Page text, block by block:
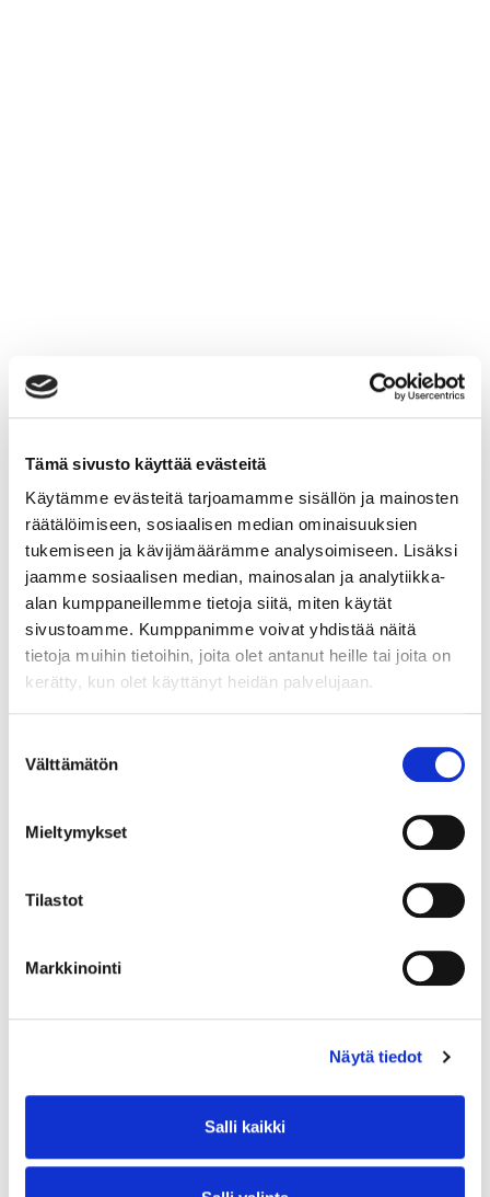
Tämä sivusto käyttää evästeitä
Käytämme evästeitä tarjoamamme sisällön ja mainosten
räätälöimiseen, sosiaalisen median ominaisuuksien
tukemiseen ja kävijämäärämme analysoimiseen. Lisäksi
jaamme sosiaalisen median, mainosalan ja analytiikka-
alan kumppaneillemme tietoja siitä, miten käytät
sivustoamme. Kumppanimme voivat yhdistää näitä
tietoja muihin tietoihin, joita olet antanut heille tai joita on
kerätty, kun olet käyttänyt heidän palvelujaan.
valinta
Välttämätön
Mieltymykset
Tilastot
Markkinointi
Näytä tiedot
Salli kaikki